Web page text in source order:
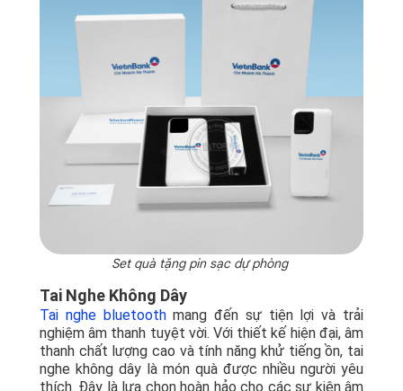
Set quà tặng pin sạc dự phòng
Tai Nghe Không Dây
Tai nghe bluetoothmang đến sự tiện lợi và trải
nghiệm âm thanh tuyệt vời. Với thiết kế hiện đại, âm
thanh chất lượng cao và tính năng khử tiếng ồn, tai
nghe không dây là món quà được nhiều người yêu
thích. Đây là lựa chọn hoàn hảo cho các sự kiện âm